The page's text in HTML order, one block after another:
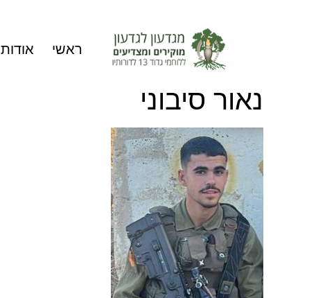
ראשי אודות
נאור סיבוני